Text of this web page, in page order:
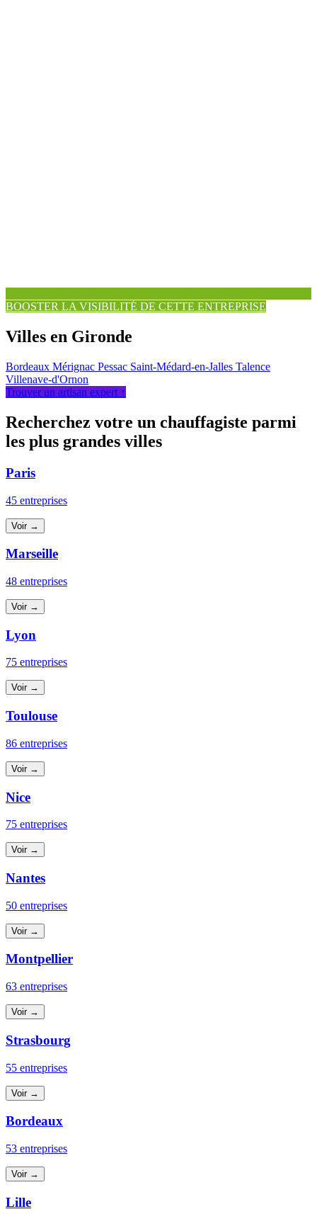
BOOSTER LA VISIBILITÉ DE CETTE ENTREPRISE
Villes en Gironde
Bordeaux Mérignac Pessac Saint-Médard-en-Jalles Talence
Villenave-d'Ornon
Trouver un artisan expert ↑
Recherchez votre un chauffagiste parmi
les plus grandes villes
Paris
45 entreprises
Voir →
Marseille
48 entreprises
Voir →
Lyon
75 entreprises
Voir →
Toulouse
86 entreprises
Voir →
Nice
75 entreprises
Voir →
Nantes
50 entreprises
Voir →
Montpellier
63 entreprises
Voir →
Strasbourg
55 entreprises
Voir →
Bordeaux
53 entreprises
Voir →
Lille